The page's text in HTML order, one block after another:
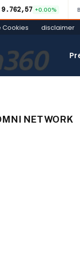
9.762,57 +0.00%
Cookies disclaimer
NETWORK